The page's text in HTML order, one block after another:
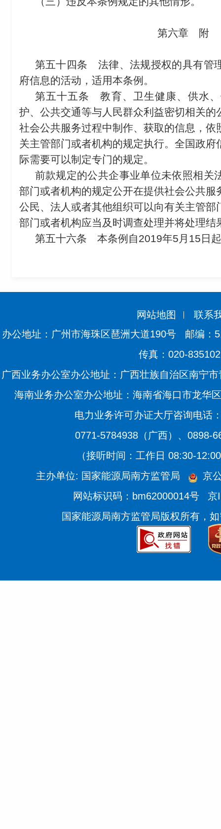
第六章
第五十四条 法律、法规授权的具有管
府信息的活动，适用本条例。
第五十五条 教育、卫生健康、供水
护、公共交通等与人民群众利益密切相关
社会公共服务过程中制作、获取的信息，
关主管部门或者机构的规定执行。全国政
际需要可以制定专门的规定。
前款规定的公共企事业单位未依照相关
部门或者机构的规定公开在提供社会公共
公民、法人或者其他组织可以向有关主管
部门或者机构应当及时调查处理并将处理结
第五十六条 本条例自2019年5月15日
网站地图
联系
办公地址：广州市海珠区琶洲大道190号
邮编：
传真：020-
广西业务办公室办公地址：广西壮族自治区南宁
海南业务办公室办公地址：海南省海口市龙华
电力业务许可办证大厅咨询电话
0771-5784938（广西）、0898-
（接听时间：工作日 08:30-
主办单位: 国家能源局南方监管局
京
网站标识码：bm62000014号
京
国家能源局南方监管局版权所有，